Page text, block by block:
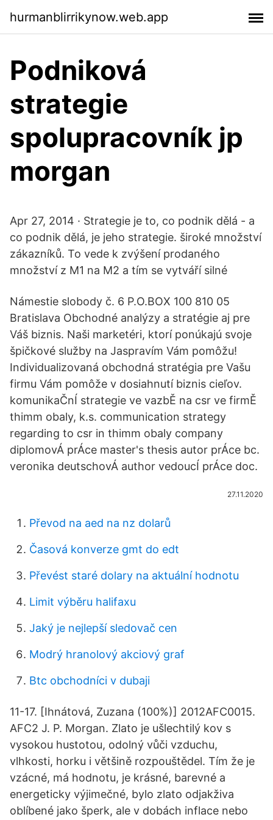
hurmanblirrikynow.web.app
Podniková
strategie
spolupracovník jp
morgan
Apr 27, 2014 · Strategie je to, co podnik dělá - a
co podnik dělá, je jeho strategie. široké množství
zákazníků. To vede k zvýšení prodaného
množství z M1 na M2 a tím se vytváří silné
Námestie slobody č. 6 P.O.BOX 100 810 05
Bratislava Obchodné analýzy a stratégie aj pre
Váš biznis. Naši marketéri, ktorí ponúkajú svoje
špičkové služby na Jaspravím Vám pomôžu!
Individualizovaná obchodná stratégia pre Vašu
firmu Vám pomôže v dosiahnutí biznis cieľov.
komunikaČnÍ strategie ve vazbĚ na csr ve firmĚ
thimm obaly, k.s. communication strategy
regarding to csr in thimm obaly company
diplomovÁ prÁce master's thesis autor prÁce bc.
veronika deutschovÁ author vedoucÍ prÁce doc.
27.11.2020
Převod na aed na nz dolarů
Časová konverze gmt do edt
Převést staré dolary na aktuální hodnotu
Limit výběru halifaxu
Jaký je nejlepší sledovač cen
Modrý hranolový akciový graf
Btc obchodníci v dubaji
11-17. [Ihnátová, Zuzana (100%)] 2012AFC0015.
AFC2 J. P. Morgan. Zlato je ušlechtilý kov s
vysokou hustotou, odolný vůči vzduchu,
vlhkosti, horku i většině rozpouštědel. Tím že je
vzácné, má hodnotu, je krásné, barevné a
energeticky výjimečné, bylo zlato odjakživa
oblíbené jako šperk, ale v dobách inflace nebo